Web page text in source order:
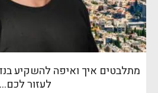
מתלבטים איך ואיפה להשקיע
לעזור לכם…